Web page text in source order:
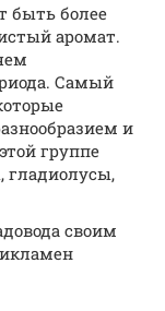
быть более
аромат.
Самый
и
группе
гладиолусы,
своим